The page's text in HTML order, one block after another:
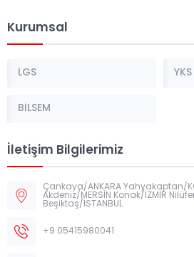
Kurumsal
LGS YKS
BİLSEM
İletişim Bilgilerimiz
Çankaya/ANKARA Yahyakaptan/
Akdeniz/MERSİN Konak/İZMİR
Beşiktaş/İSTANBUL
+9 05415980041